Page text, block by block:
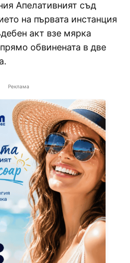
Апелативният съд
на първата инстанция
акт взе мярка
обвинената в две
Реклама